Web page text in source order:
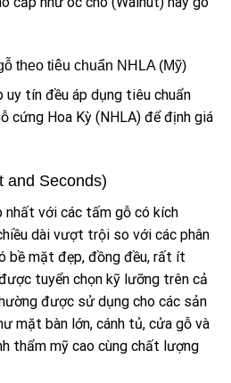
theo tiêu chuẩn NHLA (Mỹ)
uy tín đều áp dụng tiêu chuẩn
cứng Hoa Kỳ (NHLA) để định giá
and Seconds)
nhất với các tấm gỗ có kích
dài vượt trội so với các phân
bề mặt đẹp, đồng đều, rất ít
tuyển chọn kỹ lưỡng trên cả
được sử dụng cho các sản
mặt bàn lớn, cánh tủ, cửa gỗ và
thẩm mỹ cao cùng chất lượng